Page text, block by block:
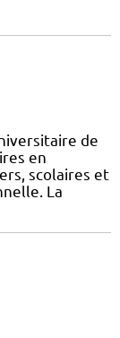
de
en
scolaires et
La